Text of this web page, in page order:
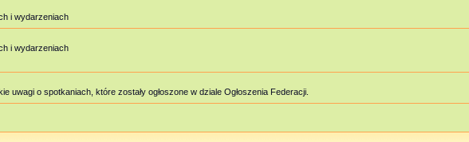
i wydarzeniach
i wydarzeniach
uwagi o spotkaniach, które zostały ogłoszone w dziale Ogłoszenia Federacji.